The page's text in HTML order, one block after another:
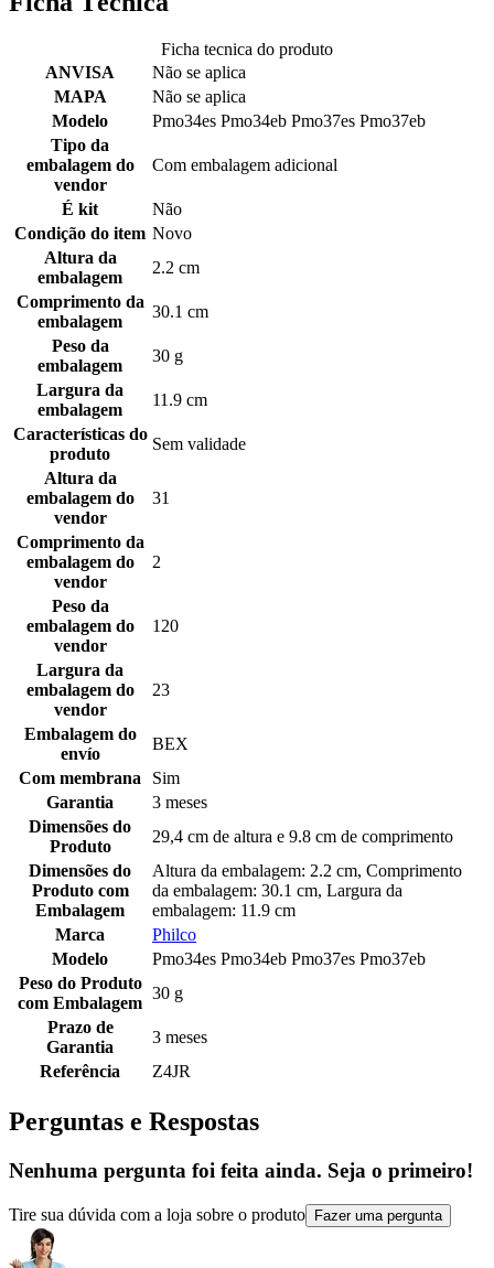
Ficha tecnica do produto
ANVISA
Não se aplica
MAPA
Não se aplica
Modelo
Pmo34es Pmo34eb Pmo37es Pmo37eb
Tipo da
embalagem do
vendor
Com embalagem adicional
É kit
Não
Condição do item Novo
Altura da
embalagem
2.2 cm
Comprimento da
embalagem
30.1 cm
Peso da
embalagem
30 g
Largura da
embalagem
11.9 cm
Características do
produto
Sem validade
Altura da
embalagem do
vendor
31
Comprimento da
embalagem do
vendor
2
Peso da
embalagem do
vendor
120
Largura da
embalagem do
vendor
23
Embalagem do
envío
BEX
Com membrana
Sim
Garantia
3 meses
Dimensões do
Produto
29,4 cm de altura e 9.8 cm de comprimento
Dimensões do
Produto com
Embalagem
Altura da embalagem: 2.2 cm, Comprimento
da embalagem: 30.1 cm, Largura da
embalagem: 11.9 cm
Marca
Philco
Modelo
Pmo34es Pmo34eb Pmo37es Pmo37eb
Peso do Produto
com Embalagem
30 g
Prazo de
Garantia
3 meses
Referência
Z4JR
Perguntas e Respostas
Nenhuma pergunta foi feita ainda. Seja o primeiro!
Tire sua dúvida com a loja sobre o produto Fazer uma pergunta